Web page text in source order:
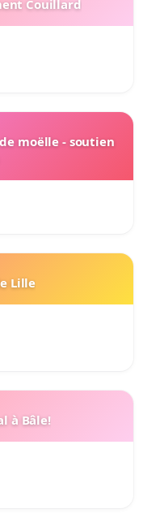
Couillard
moëlle - soutien
Lille
à Bâle!